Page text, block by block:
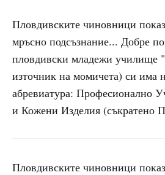
Пловдивските чиновници
мръсно подсъзнание... Добре
пловдивски младежи училище
източник на момичета) си има
абревиатура: Професионално
и Кожени Изделия
Пловдивските чиновници